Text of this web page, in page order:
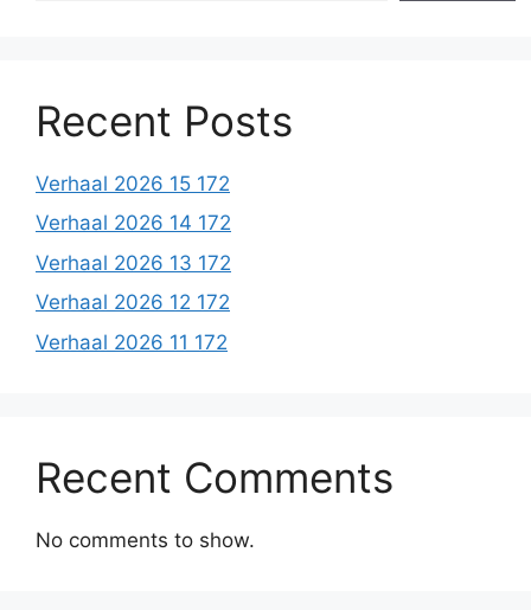
Recent Posts
Verhaal 2026 15 172
Verhaal 2026 14 172
Verhaal 2026 13 172
Verhaal 2026 12 172
Verhaal 2026 11 172
Recent Comments
No comments to show.